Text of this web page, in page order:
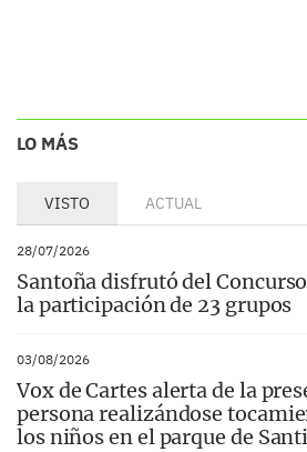
LO MÁS
VISTO ACTUAL
28/07/2026
Santoña disfrutó del
la participación de 23 grupos
03/08/2026
Vox de Cartes alerta de la
persona realizándose
los niños en el parque de